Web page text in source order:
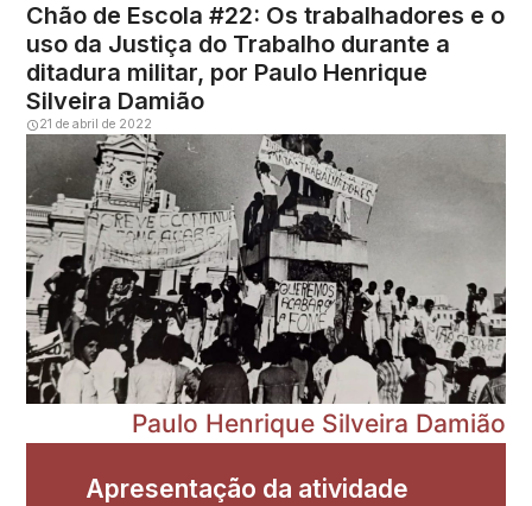
Chão de Escola #22: Os trabalhadores e o
uso da Justiça do Trabalho durante a
ditadura militar, por Paulo Henrique
Silveira Damião
21 de abril de 2022
Paulo Henrique Silveira Damião
Apresentação da atividade